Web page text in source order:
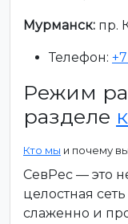
Мурманск: пр.
Телефон:
Режим
разделе
Кто мы и почему
СевРес — это
целостная
слаженно и